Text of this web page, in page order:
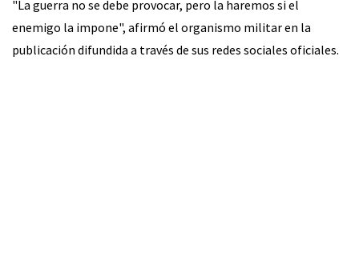
"La guerra no se debe provocar, pero la haremos si el
enemigo la impone", afirmó el organismo militar en la
publicación difundida a través de sus redes sociales oficiales.